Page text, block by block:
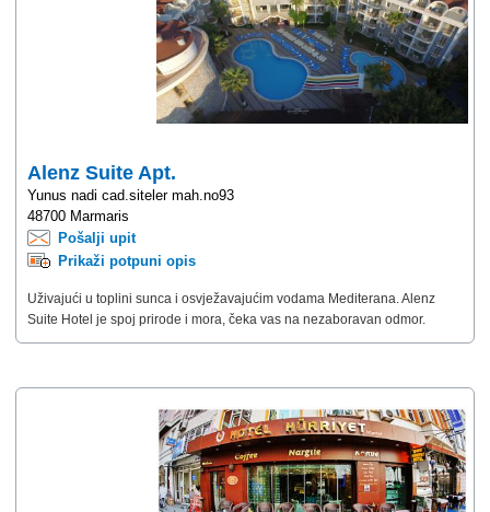
Alenz Suite Apt.
Yunus nadi cad.siteler mah.no93
48700 Marmaris
Pošalji upit
Prikaži potpuni opis
Uživajući u toplini sunca i osvježavajućim vodama Mediterana. Alenz
Suite Hotel je spoj prirode i mora, čeka vas na nezaboravan odmor.